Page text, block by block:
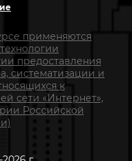
применяются
предоставления
систематизации и
к
сети «Интернет»,
Российской